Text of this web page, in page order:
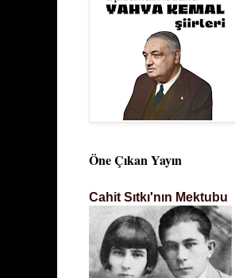
Öne Çıkan Yayın
Cahit Sıtkı'nın Mektubu